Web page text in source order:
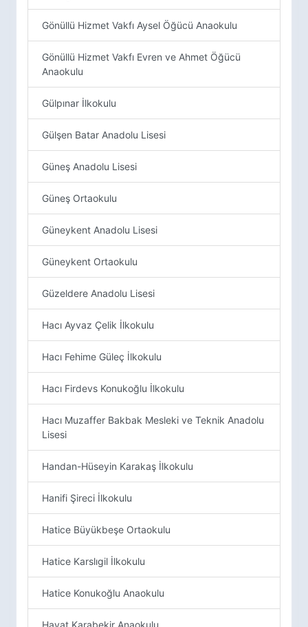
Gönüllü Hizmet Vakfı Aysel Öğücü Anaokulu
Gönüllü Hizmet Vakfı Evren ve Ahmet Öğücü
Anaokulu
Gülpınar İlkokulu
Gülşen Batar Anadolu Lisesi
Güneş Anadolu Lisesi
Güneş Ortaokulu
Güneykent Anadolu Lisesi
Güneykent Ortaokulu
Güzeldere Anadolu Lisesi
Hacı Ayvaz Çelik İlkokulu
Hacı Fehime Güleç İlkokulu
Hacı Firdevs Konukoğlu İlkokulu
Hacı Muzaffer Bakbak Mesleki ve Teknik Anadolu
Lisesi
Handan-Hüseyin Karakaş İlkokulu
Hanifi Şireci İlkokulu
Hatice Büyükbeşe Ortaokulu
Hatice Karslıgil İlkokulu
Hatice Konukoğlu Anaokulu
Hayat Karabekir Anaokulu